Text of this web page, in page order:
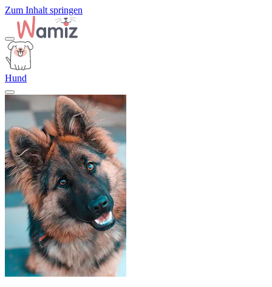
Zum Inhalt springen
Hund